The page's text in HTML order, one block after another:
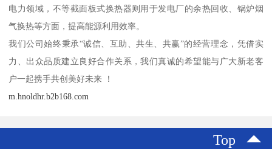
电力领域，不等截面板式换热器则用于发电厂的余热回收、锅炉烟
气换热等方面，提高能源利用效率。
我们公司始终秉承“诚信、互助、共生、共赢”的经营理念，凭借实
力、出众品质建立良好合作关系，我们真诚的希望能与广大新老客
户一起携手共创美好未来 ！
m.hnoldhr.b2b168.com
Top